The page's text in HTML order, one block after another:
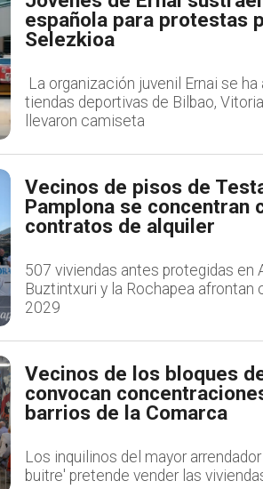
española para protestas
Selezkioa
La organización juvenil Ernai se
tiendas deportivas de Bilbao,
llevaron camiseta
Vecinos de pisos de
Pamplona se concentran
contratos de alquiler
507 viviendas antes protegidas en
Buztintxuri y la Rochapea
2029
Vecinos de los bloques
convocan
barrios de la Comarca
Los inquilinos del mayor
buitre' pretende vender las